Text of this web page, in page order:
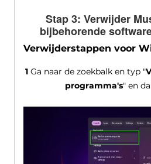
Stap 3: Verwijder
bijbehorende
Verwijderstappen voor
1Ga naar de zoekbalk en typ "
programma's" en